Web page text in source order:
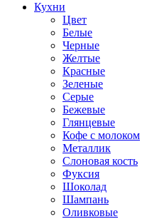
Кухни
Цвет
Белые
Черные
Желтые
Красные
Зеленые
Серые
Бежевые
Глянцевые
Кофе с молоком
Металлик
Слоновая кость
Фуксия
Шоколад
Шампань
Оливковые